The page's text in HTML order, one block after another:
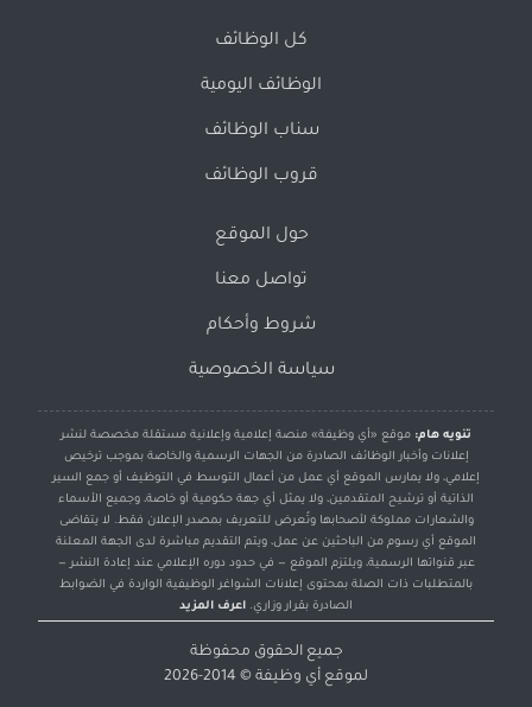
كل الوظائف
الوظائف اليومية
سناب الوظائف
قروب الوظائف
حول الموقع
تواصل معنا
شروط وأحكام
سياسة الخصوصية
تنويه هام: موقع «أي وظيفة» منصة إعلامية وإعلانية مستقلة مخصصة لنشر
إعلانات وأخبار الوظائف الصادرة من الجهات الرسمية والخاصة بموجب ترخيص
إعلامي، ولا يمارس الموقع أي عمل من أعمال التوسط في التوظيف أو جمع السير
الذاتية أو ترشيح المتقدمين، ولا يمثل أي جهة حكومية أو خاصة، وجميع الأسماء
والشعارات مملوكة لأصحابها وتُعرض للتعريف بمصدر الإعلان فقط. لا يتقاضى
الموقع أي رسوم من الباحثين عن عمل، ويتم التقديم مباشرة لدى الجهة المعلنة
عبر قنواتها الرسمية، ويلتزم الموقع — في حدود دوره الإعلامي عند إعادة النشر —
بالمتطلبات ذات الصلة بمحتوى إعلانات الشواغر الوظيفية الواردة في الضوابط
الصادرة بقرار وزاري. اعرف المزيد
جميع الحقوق محفوظة
لموقع أي وظيفة © 2014-2026